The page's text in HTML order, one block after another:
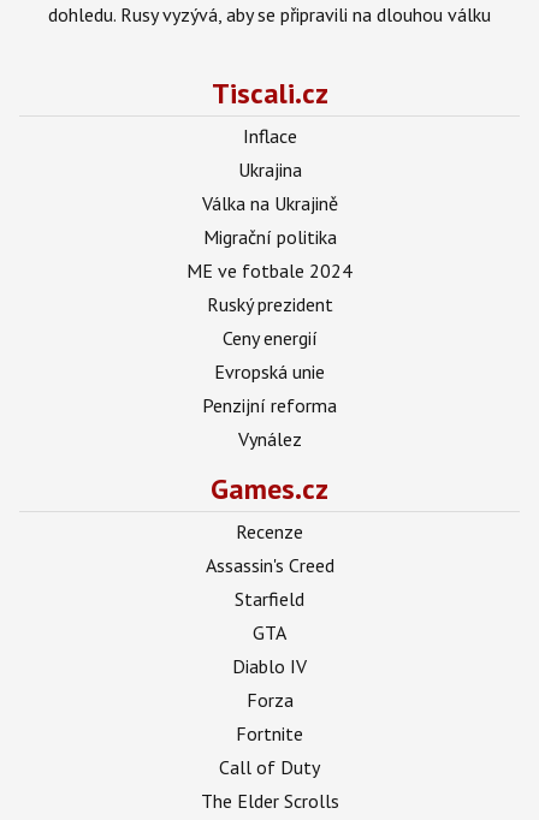
dohledu. Rusy vyzývá, aby se připravili na dlouhou válku
Tiscali.cz
Inflace
Ukrajina
Válka na Ukrajině
Migrační politika
ME ve fotbale 2024
Ruský prezident
Ceny energií
Evropská unie
Penzijní reforma
Vynález
Games.cz
Recenze
Assassin's Creed
Starfield
GTA
Diablo IV
Forza
Fortnite
Call of Duty
The Elder Scrolls